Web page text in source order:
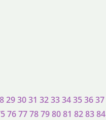
293031 323334353637
767778798081 828384